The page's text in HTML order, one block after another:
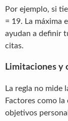
Por ejemplo, si
= 19. La máxima
ayudan a definir
citas.
Limitaciones y
La regla no mide
Factores como
objetivos